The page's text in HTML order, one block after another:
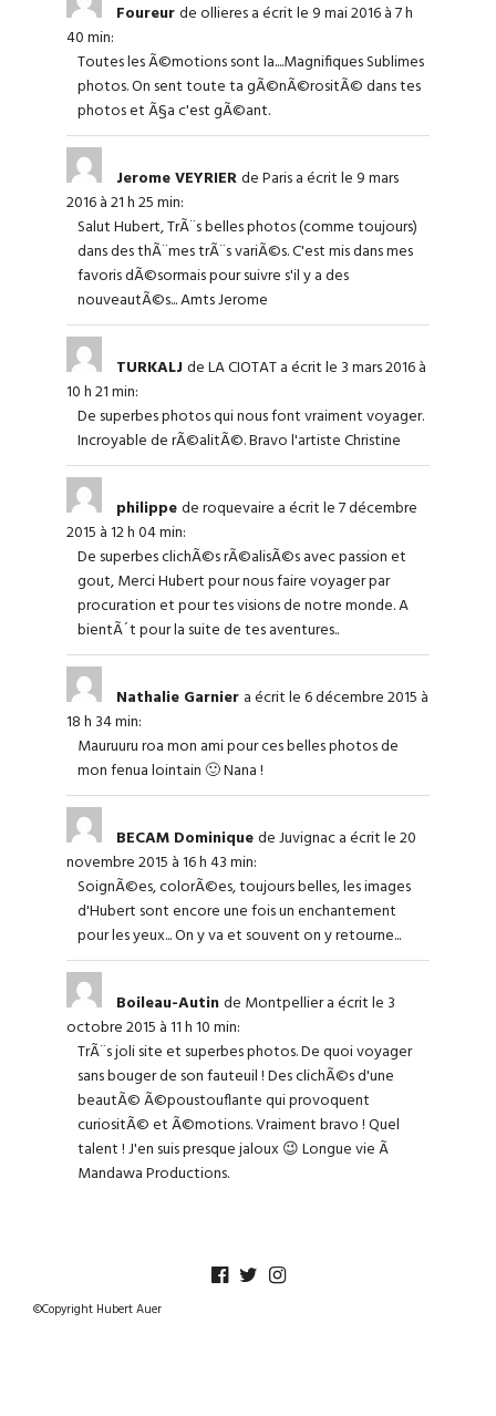
Foureurde ollieresa écrit le 9 mai 2016à 7 h
40 min:
Toutes les Ã©motions sont la....Magnifiques Sublimes
photos. On sent toute ta gÃ©nÃ©rositÃ© dans tes
photos et Ã§a c'est gÃ©ant.
Jerome VEYRIERde Parisa écrit le 9 mars
2016à 21 h 25 min:
Salut Hubert, TrÃ¨s belles photos (comme toujours)
dans des thÃ¨mes trÃ¨s variÃ©s. C'est mis dans mes
favoris dÃ©sormais pour suivre s'il y a des
nouveautÃ©s... Amts Jerome
TURKALJde LA CIOTATa écrit le 3 mars 2016à
10 h 21 min:
De superbes photos qui nous font vraiment voyager.
Incroyable de rÃ©alitÃ©. Bravo l'artiste Christine
philippede roquevaire a écrit le 7 décembre
2015 à 12 h 04 min:
De superbes clichÃ©s rÃ©alisÃ©s avec passion et
gout, Merci Hubert pour nous faire voyager par
procuration et pour tes visions de notre monde. A
bientÃ´t pour la suite de tes aventures..
Nathalie Garnier a écrit le 6 décembre 2015 à
18 h 34 min:
Mauruuru roa mon ami pour ces belles photos de
mon fenua lointain 🙂 Nana !
BECAM Dominiquede Juvignaca écrit le 20
novembre 2015 à 16 h 43 min:
SoignÃ©es, colorÃ©es, toujours belles, les images
d'Hubert sont encore une fois un enchantement
pour les yeux... On y va et souvent on y retourne...
Boileau-Autinde Montpelliera écrit le 3
octobre 2015 à 11 h 10 min:
TrÃ¨s joli site et superbes photos. De quoi voyager
sans bouger de son fauteuil ! Des clichÃ©s d'une
beautÃ© Ã©poustouflante qui provoquent
curiositÃ© et Ã©motions. Vraiment bravo ! Quel
talent ! J'en suis presque jaloux 😉 Longue vie Ã
Mandawa Productions.
©Copyright Hubert Auer